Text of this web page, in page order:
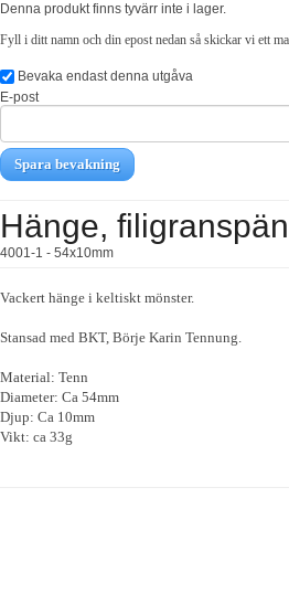
Hänge,
4001-1 - 54x10mm
Vackert hänge i keltiskt mönster.
Stansad med BKT, Börje Karin Tennung.
Material: Tenn
Diameter: Ca 54mm
Djup: Ca 10mm
Vikt: ca 33g
Denna produkt finns tyvärr inte i lager.
Fyll i ditt namn och din epost nedan så skickar vi ett
Bevaka endast denna utgåva
E-post
Spara bevakning